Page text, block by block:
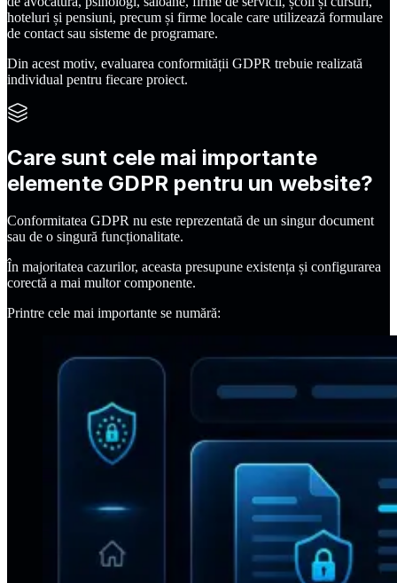
hoteluri și pensiuni, precum și firme locale care utilizează formulare
de contact sau sisteme de programare.
Din acest motiv, evaluarea conformității GDPR trebuie realizată
individual pentru fiecare proiect.
Care sunt cele mai importante
elemente GDPR pentru un website?
Conformitatea GDPR nu este reprezentată de un singur document
sau de o singură funcționalitate.
În majoritatea cazurilor, aceasta presupune existența și configurarea
corectă a mai multor componente.
Printre cele mai importante se numără: